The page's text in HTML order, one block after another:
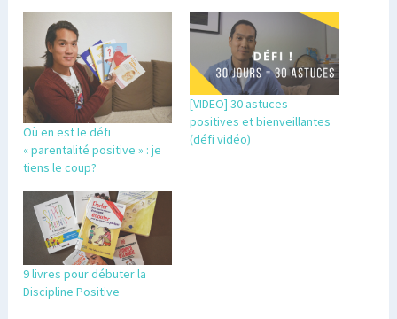
Où en est le défi
« parentalité positive » : je
tiens le coup?
[VIDEO] 30 astuces
positives et bienveillantes
(défi vidéo)
9 livres pour débuter la
Discipline Positive